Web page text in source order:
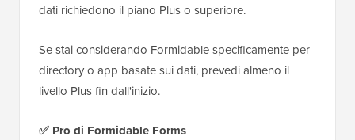
dati richiedono il piano Plus o superiore.
Se stai considerando Formidable specificamente per
directory o app basate sui dati, prevedi almeno il
livello Plus fin dall'inizio.
✅ Pro di Formidable Forms